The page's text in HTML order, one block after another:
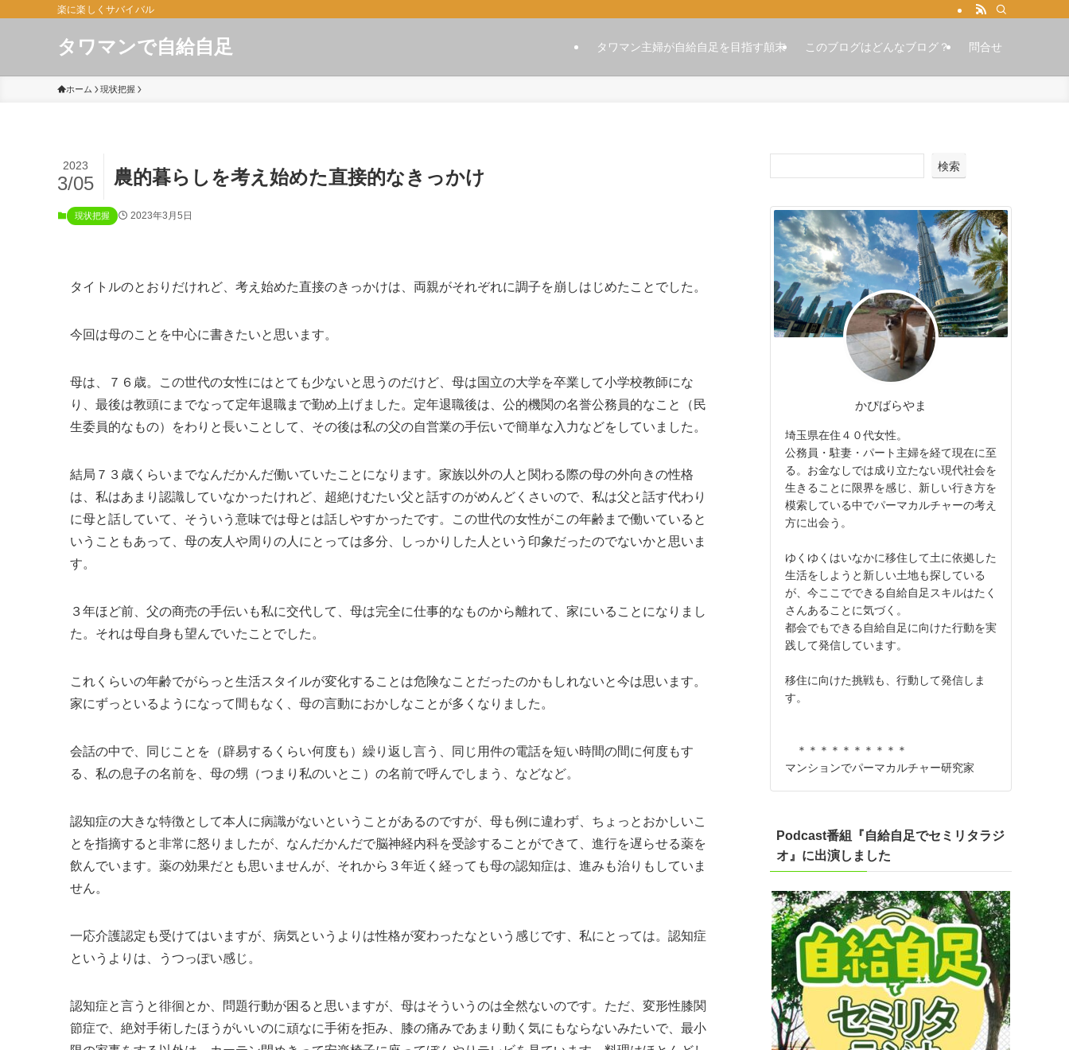
楽に楽しくサバイバル
タワマンで自給自足 タワマン主婦が自給自足を目指す顛末 このブログはどんなブログ？ 問合せ
ホーム 現状把握
農的暮らしを考え始めた直接的なきっかけ
2023
3/05
現状把握 2023年3月5日
タイトルのとおりだけれど、考え始めた直接のきっかけは、両親がそれぞれに調子を崩しはじめたことでした。
今回は母のことを中心に書きたいと思います。
母は、７６歳。この世代の女性にはとても少ないと思うのだけど、母は国立の大学を卒業して小学校教師にな
り、最後は教頭にまでなって定年退職まで勤め上げました。定年退職後は、公的機関の名誉公務員的なこと（民
生委員的なもの）をわりと長いことして、その後は私の父の自営業の手伝いで簡単な入力などをしていました。
結局７３歳くらいまでなんだかんだ働いていたことになります。家族以外の人と関わる際の母の外向きの性格
は、私はあまり認識していなかったけれど、超絶けむたい父と話すのがめんどくさいので、私は父と話す代わり
に母と話していて、そういう意味では母とは話しやすかったです。この世代の女性がこの年齢まで働いていると
いうこともあって、母の友人や周りの人にとっては多分、しっかりした人という印象だったのでないかと思いま
す。
３年ほど前、父の商売の手伝いも私に交代して、母は完全に仕事的なものから離れて、家にいることになりまし
た。それは母自身も望んでいたことでした。
これくらいの年齢でがらっと生活スタイルが変化することは危険なことだったのかもしれないと今は思います。
家にずっといるようになって間もなく、母の言動におかしなことが多くなりました。
会話の中で、同じことを（辟易するくらい何度も）繰り返し言う、同じ用件の電話を短い時間の間に何度もす
る、私の息子の名前を、母の甥（つまり私のいとこ）の名前で呼んでしまう、などなど。
認知症の大きな特徴として本人に病識がないということがあるのですが、母も例に違わず、ちょっとおかしいこ
とを指摘すると非常に怒りましたが、なんだかんだで脳神経内科を受診することができて、進行を遅らせる薬を
飲んでいます。薬の効果だとも思いませんが、それから３年近く経っても母の認知症は、進みも治りもしていま
せん。
一応介護認定も受けてはいますが、病気というよりは性格が変わったなという感じです、私にとっては。認知症
というよりは、うつっぽい感じ。
認知症と言うと徘徊とか、問題行動が困ると思いますが、母はそういうのは全然ないのです。ただ、変形性膝関
節症で、絶対手術したほうがいいのに頑なに手術を拒み、膝の痛みであまり動く気にもならないみたいで、最小
検索
かぴばらやま
埼玉県在住４０代女性。
公務員・駐妻・パート主婦を経て現在に至
る。お金なしでは成り立たない現代社会を
生きることに限界を感じ、新しい行き方を
模索している中でパーマカルチャーの考え
方に出会う。
ゆくゆくはいなかに移住して土に依拠した
生活をしようと新しい土地も探している
が、今ここでできる自給自足スキルはたく
さんあることに気づく。
都会でもできる自給自足に向けた行動を実
践して発信しています。
移住に向けた挑戦も、行動して発信しま
す。
＊＊＊＊＊＊＊＊＊＊
マンションでパーマカルチャー研究家
Podcast番組『自給自足でセミリタラジ
オ』に出演しました